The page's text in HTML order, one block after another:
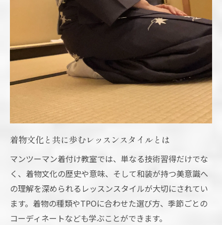
着物文化と共に歩むレッスンスタイルとは
マンツーマン着付け教室では、単なる技術習得だけでな
く、着物文化の歴史や意味、そして和装が持つ美意識へ
の理解を深められるレッスンスタイルが大切にされてい
ます。着物の種類やTPOに合わせた選び方、季節ごとの
コーディネートなども学ぶことができます。